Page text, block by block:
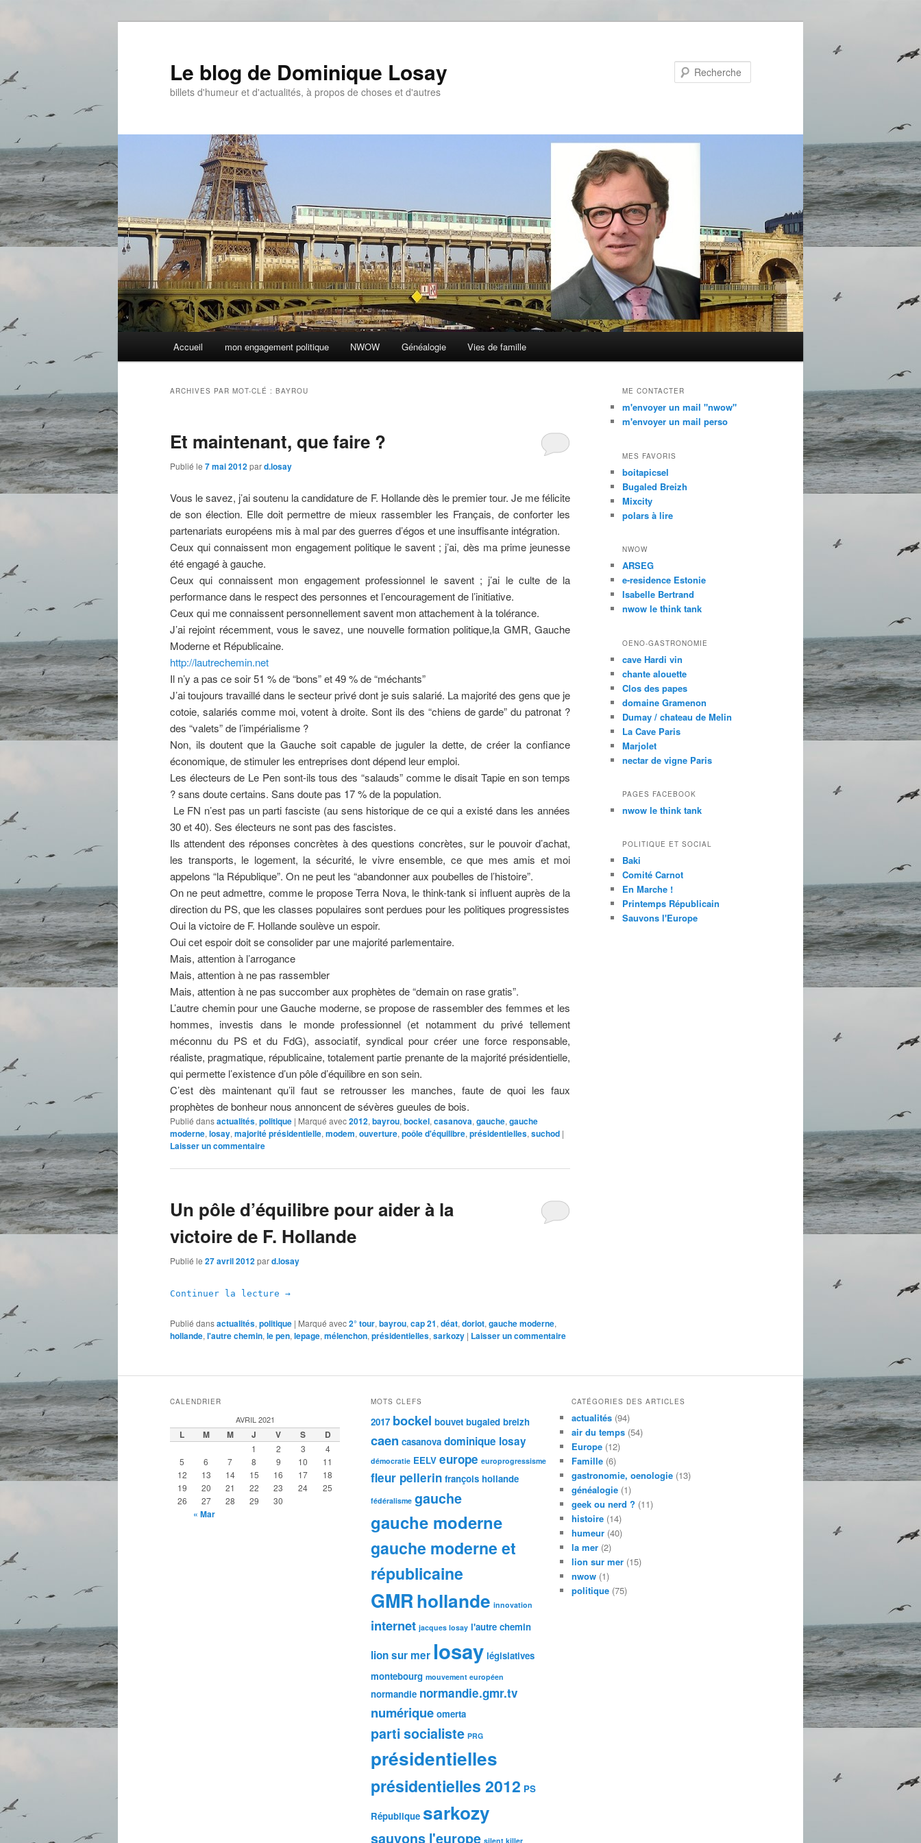
Le blog de Dominique Losay
billets d'humeur et d'actualités, à propos de choses et d'autres
Accueil mon engagement politique NWOW Généalogie Vies de famille
ARCHIVES PAR MOT-CLÉ : BAYROU
Et maintenant, que faire ?
Publié le 7 mai 2012pard.losay
Vous le savez, j’ai soutenu la candidature de F. Hollande dès le premier tour. Je me félicite
de son élection. Elle doit permettre de mieux rassembler les Français, de conforter les
partenariats européens mis à mal par des guerres d’égos et une insuffisante intégration.
Ceux qui connaissent mon engagement politique le savent ; j’ai, dès ma prime jeunesse
été engagé à gauche.
Ceux qui connaissent mon engagement professionnel le savent ; j’ai le culte de la
performance dans le respect des personnes et l’encouragement de l’initiative.
Ceux qui me connaissent personnellement savent mon attachement à la tolérance.
J’ai rejoint récemment, vous le savez, une nouvelle formation politique,la GMR, Gauche
Moderne et Républicaine.
http://lautrechemin.net
Il n’y a pas ce soir 51 % de “bons” et 49 % de “méchants”
J’ai toujours travaillé dans le secteur privé dont je suis salarié. La majorité des gens que je
cotoie, salariés comme moi, votent à droite. Sont ils des “chiens de garde” du patronat ?
des “valets” de l’impérialisme ?
Non, ils doutent que la Gauche soit capable de juguler la dette, de créer la confiance
économique, de stimuler les entreprises dont dépend leur emploi.
Les électeurs de Le Pen sont-ils tous des “salauds” comme le disait Tapie en son temps
? sans doute certains. Sans doute pas 17 % de la population.
Le FN n’est pas un parti fasciste (au sens historique de ce qui a existé dans les années
30 et 40). Ses électeurs ne sont pas des fascistes.
Ils attendent des réponses concrètes à des questions concrètes, sur le pouvoir d’achat,
les transports, le logement, la sécurité, le vivre ensemble, ce que mes amis et moi
appelons “la République”. On ne peut les “abandonner aux poubelles de l’histoire”.
On ne peut admettre, comme le propose Terra Nova, le think-tank si influent auprès de la
direction du PS, que les classes populaires sont perdues pour les politiques progressistes
Oui la victoire de F. Hollande soulève un espoir.
Oui cet espoir doit se consolider par une majorité parlementaire.
Mais, attention à l’arrogance
Mais, attention à ne pas rassembler
Mais, attention à ne pas succomber aux prophètes de “demain on rase gratis”.
L’autre chemin pour une Gauche moderne, se propose de rassembler des femmes et les
hommes, investis dans le monde professionnel (et notamment du privé tellement
méconnu du PS et du FdG), associatif, syndical pour créer une force responsable,
réaliste, pragmatique, républicaine, totalement partie prenante de la majorité présidentielle,
qui permette l’existence d’un pôle d’équilibre en son sein.
C’est dès maintenant qu’il faut se retrousser les manches, faute de quoi les faux
prophètes de bonheur nous annoncent de sévères gueules de bois.
Publié dansactualités, politique | Marqué avec2012, bayrou, bockel, casanova, gauche, gauche
moderne, losay, majorité présidentielle, modem, ouverture, poôle d'équilibre, présidentielles, suchod |
Laisser un commentaire
Un pôle d’équilibre pour aider à la
victoire de F. Hollande
Publié le 27 avril 2012pard.losay
Continuer la lecture →
Publié dansactualités, politique | Marqué avec2° tour, bayrou, cap 21, déat, doriot, gauche moderne,
hollande, l'autre chemin, le pen, lepage, mélenchon, présidentielles, sarkozy | Laisser un commentaire
ME CONTACTER
m'envoyer un mail "nwow"
m'envoyer un mail perso
MES FAVORIS
boitapicsel
Bugaled Breizh
Mixcity
polars à lire
NWOW
ARSEG
e-residence Estonie
Isabelle Bertrand
nwow le think tank
OENO-GASTRONOMIE
cave Hardi vin
chante alouette
Clos des papes
domaine Gramenon
Dumay / chateau de Melin
La Cave Paris
Marjolet
nectar de vigne Paris
PAGES FACEBOOK
nwow le think tank
POLITIQUE ET SOCIAL
Baki
Comité Carnot
En Marche !
Printemps Républicain
Sauvons l'Europe
CALENDRIER
AVRIL 2021
L M M J V S D
1 2 3
4
5
6 7 8 9 10
11
12
13 14 15 16 17
18
19
20 21 22 23 24
25
26
27 28 29 30
« Mar
MOTS CLEFS
2017 bockel bouvet bugaled breizh
caen casanova dominique losay
démocratie EELV europe europrogressisme
fleur pellerin françois hollande
fédéralisme gauche
gauche moderne
gauche moderne et
républicaine
GMRhollande innovation
internet jacques losay l'autre chemin
lion sur mer losay législatives
montebourg mouvement européen
normandie normandie.gmr.tv
numérique omerta
parti socialiste PRG
présidentielles
présidentielles 2012 PS
République sarkozy
sauvons l'europe silent killer
CATÉGORIES DES ARTICLES
actualités(94)
air du temps(54)
Europe(12)
Famille(6)
gastronomie, oenologie(13)
généalogie(1)
geek ou nerd ? (11)
histoire(14)
humeur(40)
la mer(2)
lion sur mer(15)
nwow(1)
politique(75)